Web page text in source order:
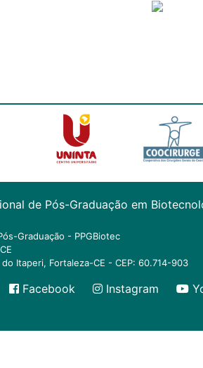
de Pós-Graduação em
Graduação - PPGBiotec
Itaperi, Fortaleza-CE - CEP: 60.714-903
Facebook Instagram